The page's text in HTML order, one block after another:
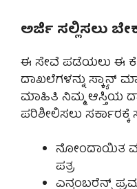
ಅರ್ಜಿ ಸಲ್ಲಿಸಲು
ಈ ಸೇವೆ ಪಡೆಯಲು ಈ
ದಾಖಲೆಗಳನ್ನು ಸ್ಕ್ಯಾನ್
ಮಾಹಿತಿ ನಿಮ್ಮ ಆಸ್ತಿಯ
ಪರಿಶೀಲಿಸಲು
ನೋಂದಾಯಿತ
ಪತ್ರ
ಎನ್ಕಂಬರೆನ್ಸ್